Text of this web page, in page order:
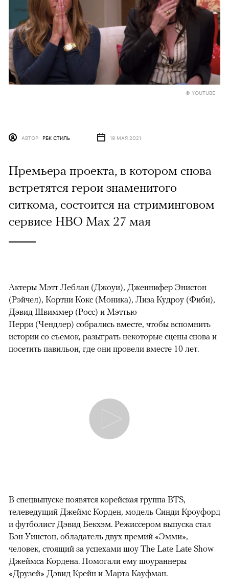
© YOUTUBE
АВТОР РБК СТИЛЬ 19 МАЯ 2021
Премьера проекта, в котором снова
встретятся герои знаменитого
ситкома, состоится на стриминговом
сервисе HBO Max 27 мая
Актеры Мэтт Леблан (Джоуи), Дженнифер Энистон
(Рэйчел), Кортни Кокс (Моника), Лиза Кудроу (Фиби),
Дэвид Швиммер (Росс) и Мэттью
Перри (Чендлер) собрались вместе, чтобы вспомнить
истории со съемок, разыграть некоторые сцены снова и
посетить павильон, где они провели вместе 10 лет.
В спецвыпуске появятся корейская группа BTS,
телеведущий Джеймс Корден, модель Синди Кроуфорд
и футболист Дэвид Бекхэм. Режиссером выпуска стал
Бэн Уинстон, обладатель двух премий «Эмми»,
человек, стоящий за успехами шоу The Late Late Show
Джеймса Кордена. Помогали ему шоураннеры
«Друзей» Дэвид Крейн и Марта Кауфман.